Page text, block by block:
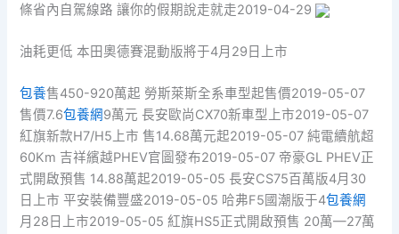
條省內自駕線路 讓你的假期說走就走2019-04-29
油耗更低 本田奧德賽混動版將于4月29日上市
包養售450-920萬起 勞斯萊斯全系車型起售價2019-05-07
售價7.6包養網9萬元 長安歐尚CX70新車型上市2019-05-07
紅旗新款H7/H5上市 售14.68萬元起2019-05-07 純電續航超
60Km 吉祥繽越PHEV官圖發布2019-05-07 帝豪GL PHEV正
式開啟預售 14.88萬起2019-05-05 長安CS75百萬版4月30
日上市 平安裝備豐盛2019-05-05 哈弗F5國潮版于4包養網
月28日上市2019-05-05 紅旗HS5正式開啟預售 20萬—27萬